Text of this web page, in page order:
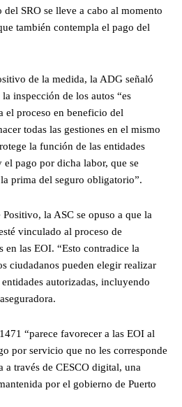
SRO se lleve a cabo al momento
también contempla el pago del
de la medida, la ADG señaló
inspección de los autos “es
el proceso en beneficio del
todas las gestiones en el mismo
la función de las entidades
el pago por dicha labor, que se
prima del seguro obligatorio”.
la ASC se opuso a que la
vinculado al proceso de
en las EOI. “Esto contradice la
ciudadanos pueden elegir realizar
autorizadas, incluyendo
“parece favorecer a las EOI al
por servicio que no les corresponde
a través de CESCO digital, una
por el gobierno de Puerto